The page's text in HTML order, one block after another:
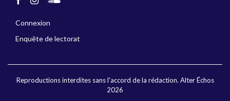
Connexion
Enquête de lectorat
Reproductions interdites sans l'accord de la rédaction. Alter Échos
2026